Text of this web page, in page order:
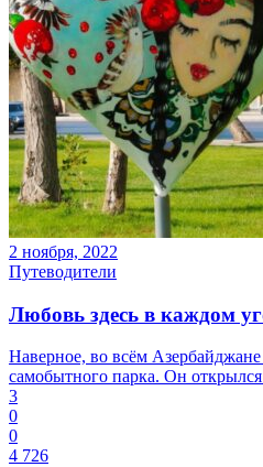
2 ноября, 2022
Путеводители
Любовь здесь в каждом
Наверное, во всём
самобытного парка. Он
3
0
0
4 726